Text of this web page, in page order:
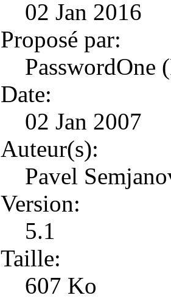
02 Jan 2016
Proposé par:
PasswordOne
Date:
02 Jan 2007
Auteur(s):
Pavel
Version:
5.1
Taille:
607 Ko